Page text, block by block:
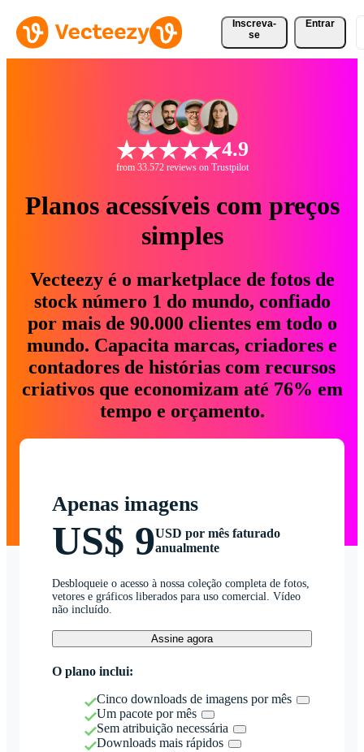
Inscreva-
se
Entrar
4.9
from 33.572 reviews on Trustpilot
Planos acessíveis com preços
simples
Vecteezy é o marketplace de fotos de
stock número 1 do mundo, confiado
por mais de 90.000 clientes em todo o
mundo. Capacita marcas, criadores e
contadores de histórias com recursos
criativos que economizam até 76% em
tempo e orçamento.
Apenas imagens
US$ 9USD por mês faturado
anualmente
Desbloqueie o acesso à nossa coleção completa de fotos,
vetores e gráficos liberados para uso comercial. Vídeo
não incluído.
Assine agora
O plano inclui:
Cinco downloads de imagens por mês
Um pacote por mês
Sem atribuição necessária
Downloads mais rápidos